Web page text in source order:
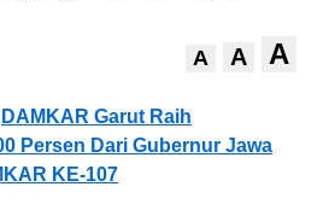
A A A
DAMKAR Garut Raih
Persen Dari Gubernur Jawa
KE-107